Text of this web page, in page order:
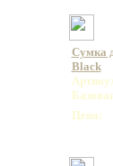
Сумка
Black
Цена: